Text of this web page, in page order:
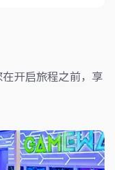
开启旅程之前，享